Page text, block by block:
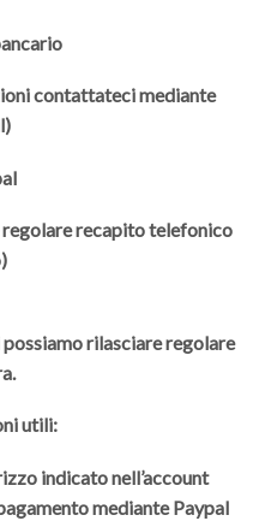
contattateci mediante
recapito telefonico
rilasciare regolare
utili:
indicato nell’account
mediante Paypal